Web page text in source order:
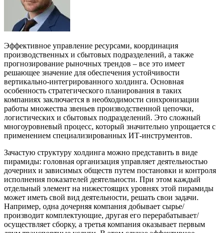
Эффективное управление ресурсами, координация
производственных и сбытовых подразделений, а также
прогнозирование рыночных трендов – все это имеет
решающее значение для обеспечения устойчивости
вертикально-интегрированного холдинга. Основная
особенность стратегического планирования в таких
компаниях заключается в необходимости синхронизации
работы множества звеньев производственной цепочки,
логистических и сбытовых подразделений. Это сложный
многоуровневый процесс, который значительно упрощается с
применением специализированных ИТ-инструментов.
Зачастую структуру холдинга можно представить в виде
пирамиды: головная организация управляет деятельностью
дочерних и зависимых обществ путем постановки и контроля
исполнения показателей деятельности. При этом каждый
отдельный элемент на нижестоящих уровнях этой пирамиды
может иметь свой вид деятельности, решать свои задачи.
Например, одна дочерняя компания добывает сырье/
производит комплектующие, другая его перерабатывает/
осуществляет сборку, а третья компания оказывает первым